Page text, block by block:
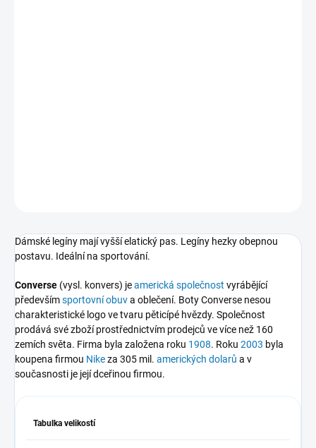
Dámské legíny mají vyšší elatický pas. Legíny hezky obepnou
postavu. Ideální na sportování.
Converse (vysl. konvers) jeamerická společnost vyrábějící
předevšímsportovníobuva oblečení. Boty Converse nesou
charakteristické logo ve tvaru pěticípé hvězdy. Společnost
prodává své zboží prostřednictvím prodejců ve více než 160
zemích světa. Firma byla založena roku 1908. Roku 2003 byla
koupena firmou Nikeza 305 mil. amerických dolarů a v
současnosti je její dceřinou firmou.
Tabulka velikostí